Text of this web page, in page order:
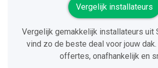
Vergelijk installateurs
Vergelijk gemakkelijk installateurs uit
vind zo de beste deal voor jouw
offertes, onafhankelijk en